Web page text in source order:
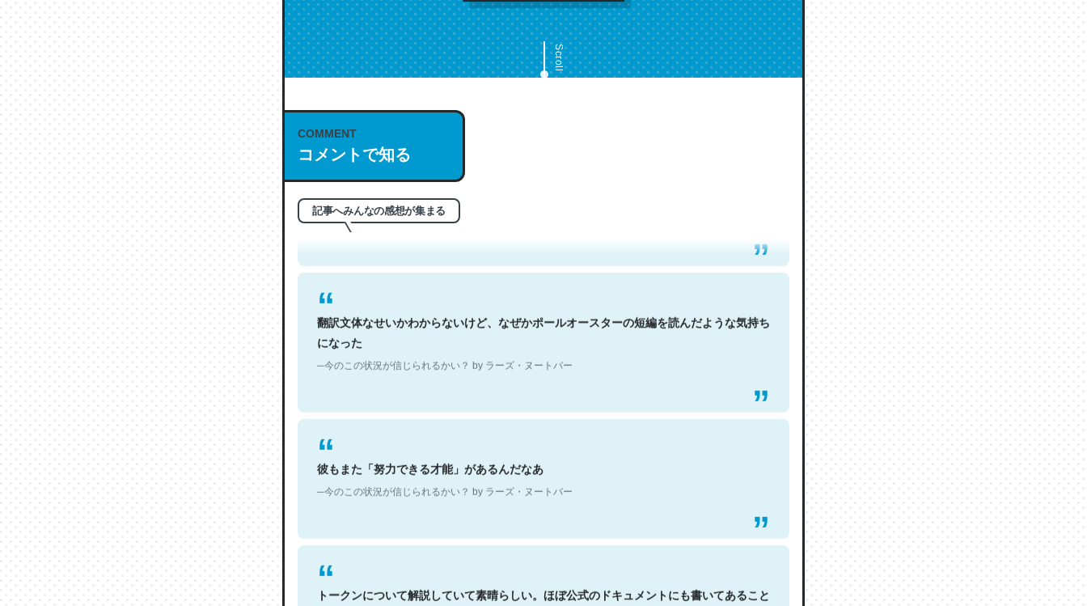
Scroll
COMMENT
コメントで知る
記事へみんなの感想が集まる
これは名文。彼はとてもクレバーなんだろうなと凄く思う。英語少しでも読める人は原文
もお勧め。自分はこの流れ好き。Let’s Fucking Go. Then Covid hit. Shit.
─今のこの状況が信じられるかい？ by ラーズ・ヌートバー
翻訳文体なせいかわからないけど、なぜかポールオースターの短編を読んだような気持ち
になった
─今のこの状況が信じられるかい？ by ラーズ・ヌートバー
彼もまた「努力できる才能」があるんだなあ
─今のこの状況が信じられるかい？ by ラーズ・ヌートバー
トークンについて解説していて素晴らしい。ほぼ公式のドキュメントにも書いてあること
だけど、英語だと読んでない人多いよね。この手の記事に珍しく、非常に正しくてわかり